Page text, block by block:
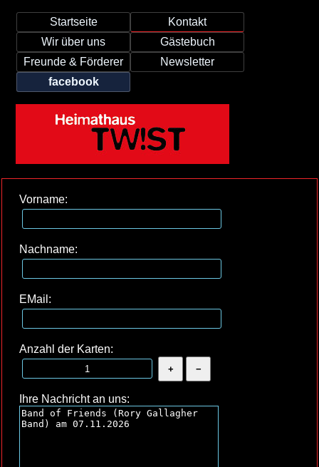
Startseite
Kontakt
Wir über uns
Gästebuch
Freunde & Förderer
Newsletter
facebook
Vorname:
Nachname:
EMail:
Anzahl der Karten:
Ihre Nachricht an uns: